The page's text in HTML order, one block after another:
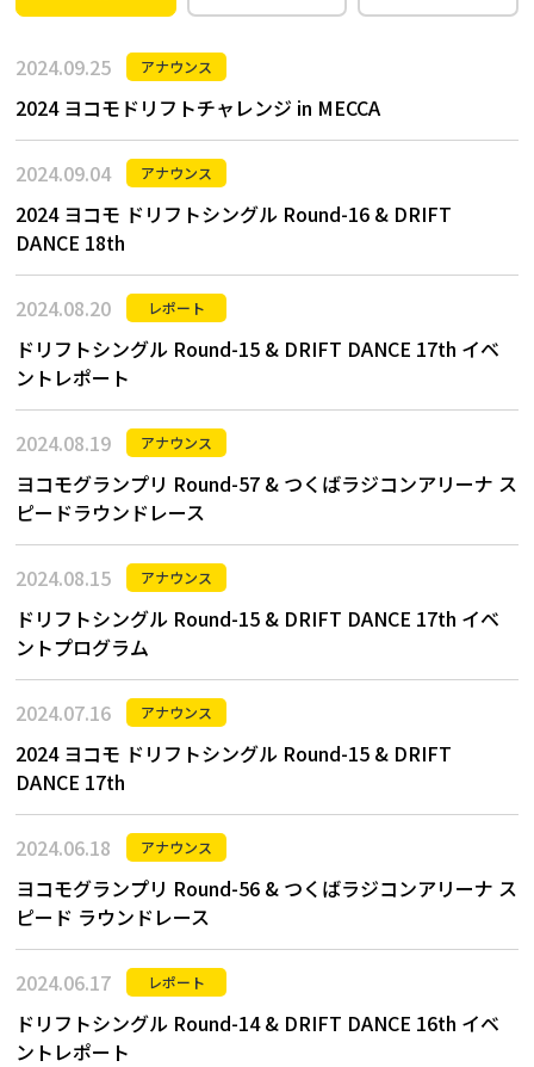
2024.09.25 アナウンス
2024 ヨコモドリフトチャレンジ in MECCA
2024.09.04 アナウンス
2024 ヨコモ ドリフトシングル Round-16 & DRIFT
DANCE 18th
2024.08.20 レポート
ドリフトシングル Round-15 & DRIFT DANCE 17th イベ
ントレポート
2024.08.19 アナウンス
ヨコモグランプリ Round-57 & つくばラジコンアリーナ ス
ピードラウンドレース
2024.08.15 アナウンス
ドリフトシングル Round-15 & DRIFT DANCE 17th イベ
ントプログラム
2024.07.16 アナウンス
2024 ヨコモ ドリフトシングル Round-15 & DRIFT
DANCE 17th
2024.06.18 アナウンス
ヨコモグランプリ Round-56 & つくばラジコンアリーナ ス
ピード ラウンドレース
2024.06.17 レポート
ドリフトシングル Round-14 & DRIFT DANCE 16th イベ
ントレポート